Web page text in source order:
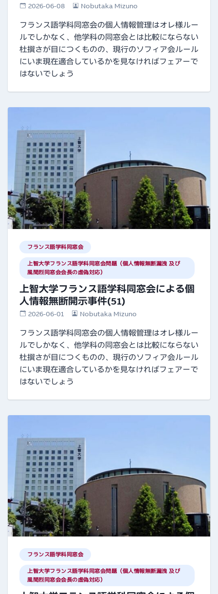
2026-06-08 Nobutaka Mizuno
フランス語学科同窓会の個人情報管理はオレ様ルー
ルでしかなく、他学科の同窓会とは比較にならない
杜撰さが目につくものの、現行のソフィア会ルール
にいま現在適合しているかを見なければフェアーで
はないでしょう
フランス語学科同窓会
上智大学フランス語学科同窓会問題（個人情報無断漏洩 及び
風間烈同窓会会長の虚偽対応）
上智大学フランス語学科同窓会による個
人情報無断開示事件(51)
2026-06-01 Nobutaka Mizuno
フランス語学科同窓会の個人情報管理はオレ様ルー
ルでしかなく、他学科の同窓会とは比較にならない
杜撰さが目につくものの、現行のソフィア会ルール
にいま現在適合しているかを見なければフェアーで
はないでしょう
フランス語学科同窓会
上智大学フランス語学科同窓会問題（個人情報無断漏洩 及び
風間烈同窓会会長の虚偽対応）